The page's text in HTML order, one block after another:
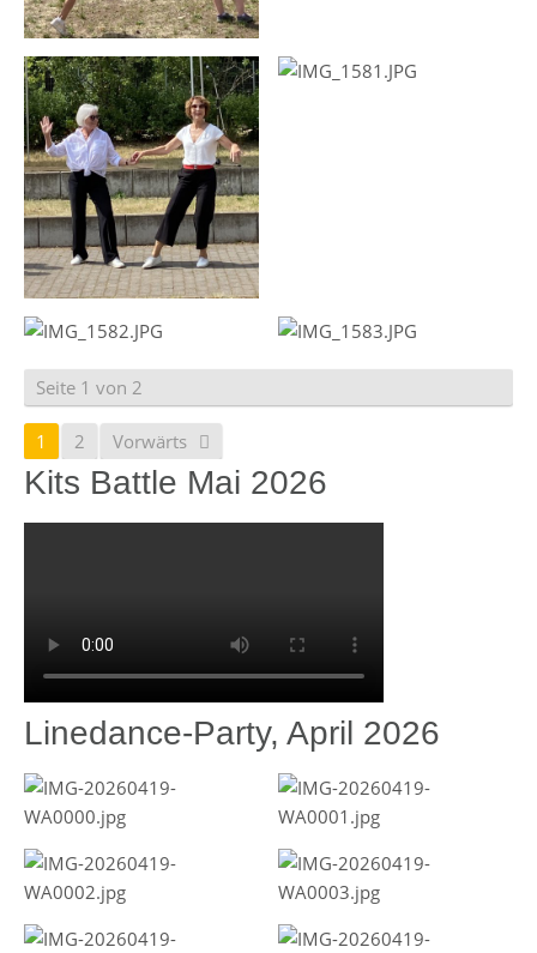
Seite 1 von 2
1 2 Vorwärts
Kits Battle Mai 2026
Linedance-Party, April 2026